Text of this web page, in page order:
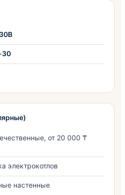
30
от 20 000 ₸
электрокотлов
настенные